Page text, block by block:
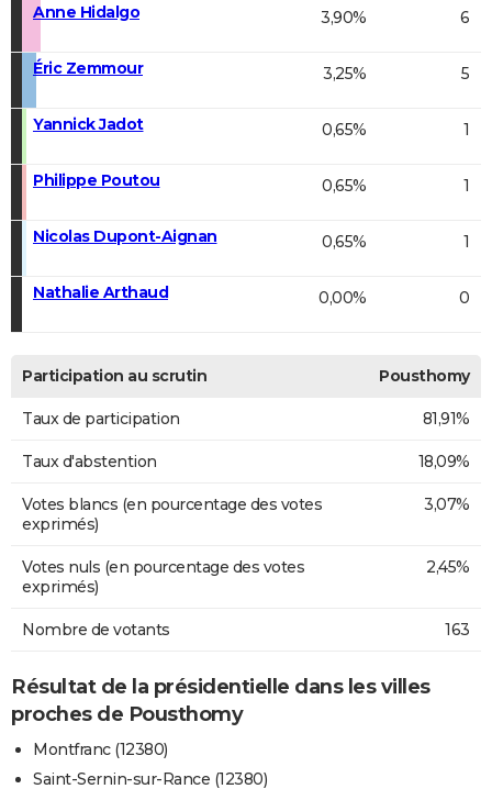
Anne Hidalgo 3,90% 6
Éric Zemmour 3,25% 5
Yannick Jadot 0,65% 1
Philippe Poutou 0,65% 1
Nicolas Dupont-Aignan 0,65% 1
Nathalie Arthaud 0,00% 0
Participation au scrutin Pousthomy
Taux de participation 81,91%
Taux d'abstention 18,09%
Votes blancs (en pourcentage des votes
exprimés)
3,07%
Votes nuls (en pourcentage des votes
exprimés)
2,45%
Nombre de votants 163
Résultat de la présidentielle dans les villes
proches de Pousthomy
Montfranc (12380)
Saint-Sernin-sur-Rance (12380)